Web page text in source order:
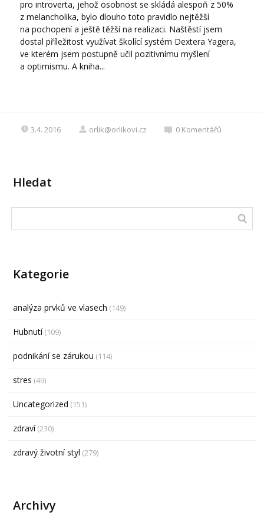
pro introverta, jehož osobnost se skládá alespoň z 50%
z melancholika, bylo dlouho toto pravidlo nejtěžší
na pochopení a ještě těžší na realizaci. Naštěstí jsem
dostal příležitost využívat školící systém Dextera Yagera,
ve kterém jsem postupně učil pozitivnímu myšlení
a optimismu. A kniha...
3.4. 2016 orlik@orlikovi.cz 0 Komentářů
Hledat
Kategorie
analýza prvků ve vlasech (149)
Hubnutí(109)
podnikání se zárukou (114)
stres (49)
Uncategorized (151)
zdraví(230)
zdravý životní styl (279)
Archivy